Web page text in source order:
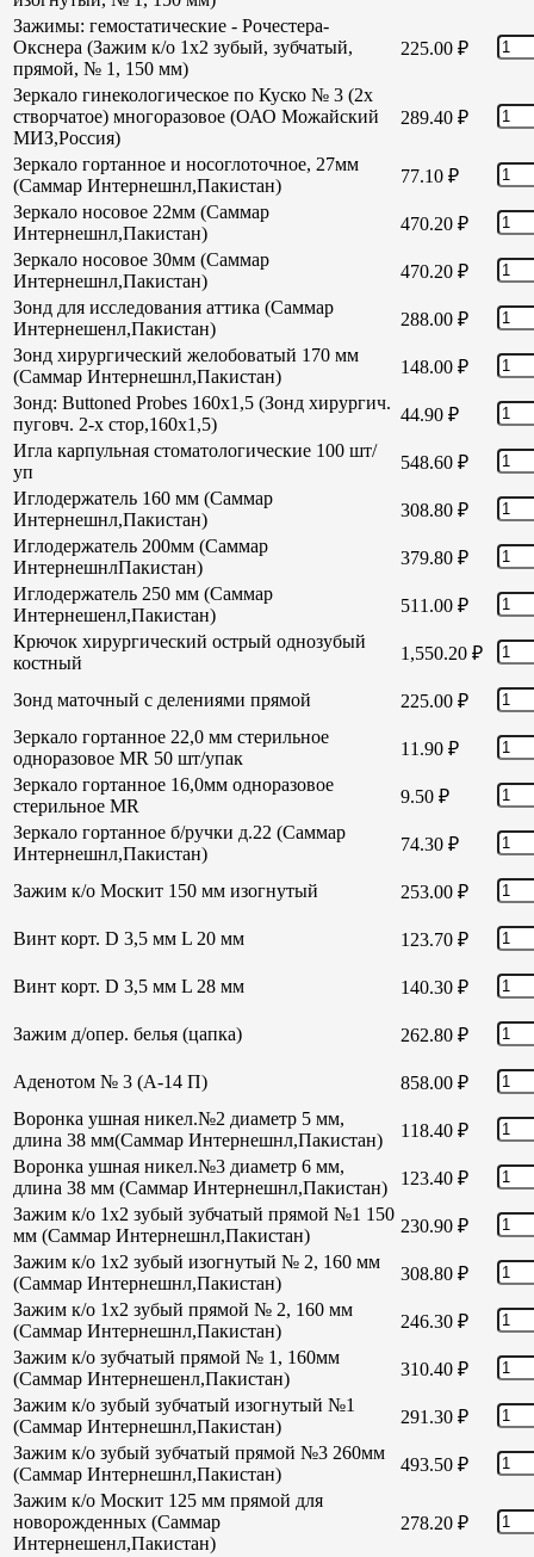
Зажимы: гемостатические - Рочестера-
Окснера (Зажим к/о 1х2 зубый, зубчатый,
прямой, № 1, 150 мм)
225.00 ₽
Зеркало гинекологическое по Куско № 3 (2х
створчатое) многоразовое (ОАО Можайский
МИЗ,Россия)
289.40 ₽
Зеркало гортанное и носоглоточное, 27мм
(Саммар Интернешнл,Пакистан)
77.10 ₽
Зеркало носовое 22мм (Саммар
Интернешнл,Пакистан)
470.20 ₽
Зеркало носовое 30мм (Саммар
Интернешнл,Пакистан)
470.20 ₽
Зонд для исследования аттика (Саммар
Интернешенл,Пакистан)
288.00 ₽
Зонд хирургический желобоватый 170 мм
(Саммар Интернешнл,Пакистан)
148.00 ₽
Зонд: Buttoned Probes 160х1,5 (Зонд хирургич.
пуговч. 2-х стор,160х1,5)
44.90 ₽
Игла карпульная стоматологические 100 шт/
уп
548.60 ₽
Иглодержатель 160 мм (Саммар
Интернешнл,Пакистан)
308.80 ₽
Иглодержатель 200мм (Саммар
ИнтернешнлПакистан)
379.80 ₽
Иглодержатель 250 мм (Саммар
Интернешенл,Пакистан)
511.00 ₽
Крючок хирургический острый однозубый
костный
1,550.20 ₽
Зонд маточный с делениями прямой 225.00 ₽
Зеркало гортанное 22,0 мм стерильное
одноразовое MR 50 шт/упак
11.90 ₽
Зеркало гортанное 16,0мм одноразовое
стерильное MR
9.50 ₽
Зеркало гортанное б/ручки д.22 (Саммар
Интернешнл,Пакистан)
74.30 ₽
Зажим к/о Москит 150 мм изогнутый 253.00 ₽
Винт корт. D 3,5 мм L 20 мм 123.70 ₽
Винт корт. D 3,5 мм L 28 мм 140.30 ₽
Зажим д/опер. белья (цапка) 262.80 ₽
Аденотом № 3 (А-14 П) 858.00 ₽
Воронка ушная никел.№2 диаметр 5 мм,
длина 38 мм(Саммар Интернешнл,Пакистан)
118.40 ₽
Воронка ушная никел.№3 диаметр 6 мм,
длина 38 мм (Саммар Интернешнл,Пакистан)
123.40 ₽
Зажим к/о 1х2 зубый зубчатый прямой №1 150
мм (Саммар Интернешнл,Пакистан)
230.90 ₽
Зажим к/о 1х2 зубый изогнутый № 2, 160 мм
(Саммар Интернешнл,Пакистан)
308.80 ₽
Зажим к/о 1х2 зубый прямой № 2, 160 мм
(Саммар Интернешнл,Пакистан)
246.30 ₽
Зажим к/о зубчатый прямой № 1, 160мм
(Саммар Интернешенл,Пакистан)
310.40 ₽
Зажим к/о зубый зубчатый изогнутый №1
(Саммар Интернешнл,Пакистан)
291.30 ₽
Зажим к/о зубый зубчатый прямой №3 260мм
(Саммар Интернешнл,Пакистан)
493.50 ₽
Зажим к/о Москит 125 мм прямой для
новорожденных (Саммар
Интернешенл,Пакистан)
278.20 ₽